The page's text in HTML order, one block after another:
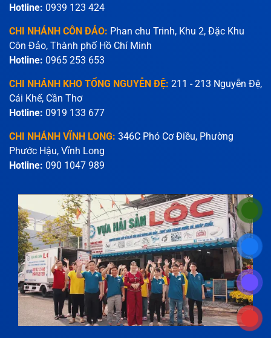
Hotline: 0939 123 424
CHI NHÁNH CÔN ĐẢO: Phan chu Trinh, Khu 2, Đặc Khu
Côn Đảo, Thành phố Hồ Chí Minh
Hotline: 0965 253 653
CHI NHÁNH KHO TỔNG NGUYỄN ĐỆ: 211 - 213 Nguyễn Đệ,
Cái Khế, Cần Thơ
Hotline: 0919 133 677
CHI NHÁNH VĨNH LONG: 346C Phó Cơ Điều, Phường
Phước Hậu, Vĩnh Long
Hotline: 090 1047 989